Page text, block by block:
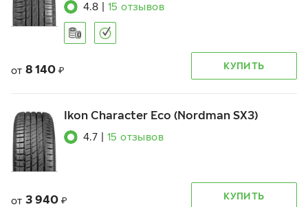
4.8 15 отзывов
от 8 140 ₽ КУПИТЬ
Ikon Character Eco (Nordman SX3)
4.7 15 отзывов
от 3 940 ₽ КУПИТЬ